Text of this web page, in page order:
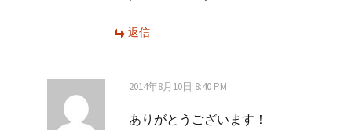
返信
2014年8月10日 8:40 PM
ありがとうございます！